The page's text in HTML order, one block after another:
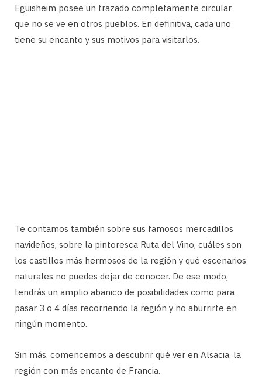
Eguisheim posee un trazado completamente circular
que no se ve en otros pueblos. En definitiva, cada uno
tiene su encanto y sus motivos para visitarlos.
Te contamos también sobre sus famosos mercadillos
navideños, sobre la pintoresca Ruta del Vino, cuáles son
los castillos más hermosos de la región y qué escenarios
naturales no puedes dejar de conocer. De ese modo,
tendrás un amplio abanico de posibilidades como para
pasar 3 o 4 días recorriendo la región y no aburrirte en
ningún momento.
Sin más, comencemos a descubrir qué ver en Alsacia, la
región con más encanto de Francia.